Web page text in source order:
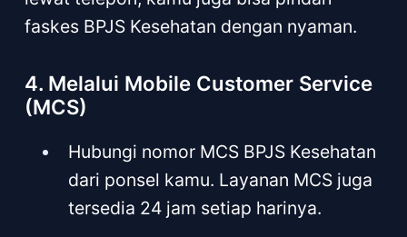
faskes BPJS Kesehatan dengan nyaman.
4. Melalui Mobile Customer Service
(MCS)
Hubungi nomor MCS BPJS Kesehatan
dari ponsel kamu. Layanan MCS juga
tersedia 24 jam setiap harinya.